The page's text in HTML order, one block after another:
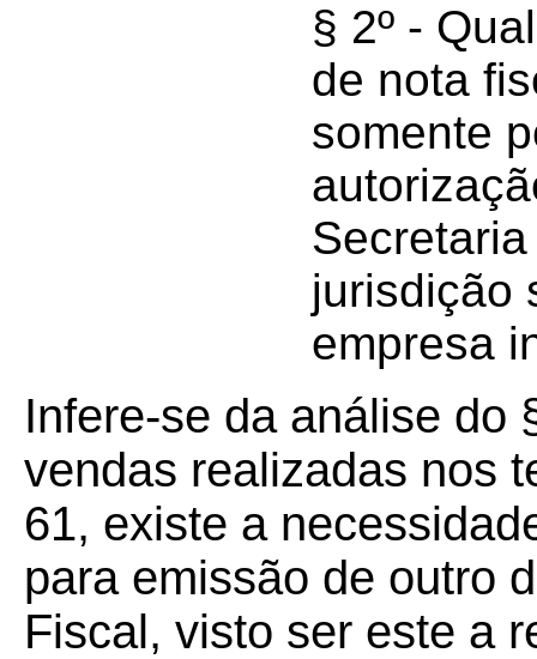
§ 2º -
de nota
somente
jurisdição
empresa
Infere-se da análise do
vendas realizadas nos
61, existe a
para emissão de outro
Fiscal, visto ser este a